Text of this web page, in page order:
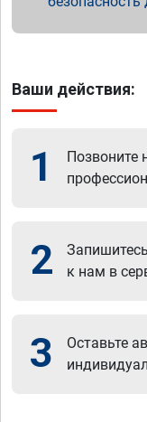
Ваши действия:
1 Позвоните
2
к нам в
3
Оставьте